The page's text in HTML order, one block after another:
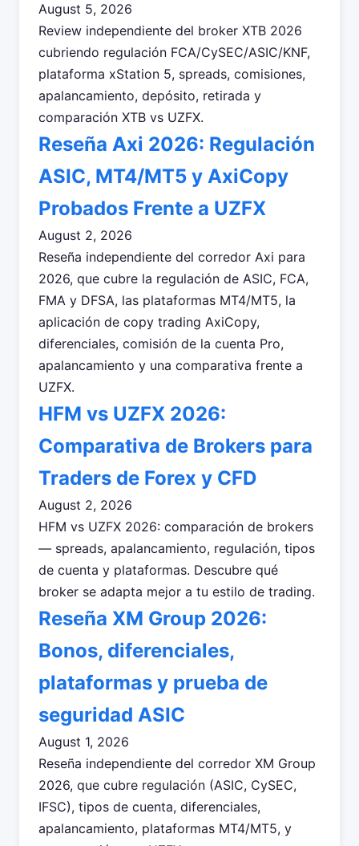
August 5, 2026
Review independiente del broker XTB 2026
cubriendo regulación FCA/CySEC/ASIC/KNF,
plataforma xStation 5, spreads, comisiones,
apalancamiento, depósito, retirada y
comparación XTB vs UZFX.
Reseña Axi 2026: Regulación
ASIC, MT4/MT5 y AxiCopy
Probados Frente a UZFX
August 2, 2026
Reseña independiente del corredor Axi para
2026, que cubre la regulación de ASIC, FCA,
FMA y DFSA, las plataformas MT4/MT5, la
aplicación de copy trading AxiCopy,
diferenciales, comisión de la cuenta Pro,
apalancamiento y una comparativa frente a
UZFX.
HFM vs UZFX 2026:
Comparativa de Brokers para
Traders de Forex y CFD
August 2, 2026
HFM vs UZFX 2026: comparación de brokers
— spreads, apalancamiento, regulación, tipos
de cuenta y plataformas. Descubre qué
broker se adapta mejor a tu estilo de trading.
Reseña XM Group 2026:
Bonos, diferenciales,
plataformas y prueba de
seguridad ASIC
August 1, 2026
Reseña independiente del corredor XM Group
2026, que cubre regulación (ASIC, CySEC,
IFSC), tipos de cuenta, diferenciales,
apalancamiento, plataformas MT4/MT5, y